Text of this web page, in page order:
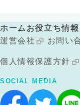
ホーム お役立ち情報
運営会社
お問い
個人情報保護方針
SOCIAL MEDIA